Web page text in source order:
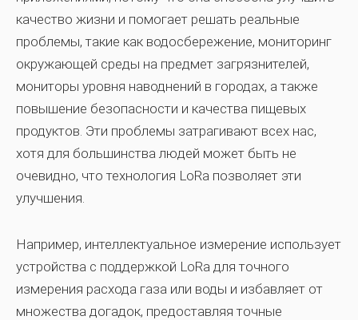
качество жизни и помогает решать реальные
проблемы, такие как водосбережение, мониторинг
окружающей среды на предмет загрязнителей,
мониторы уровня наводнений в городах, а также
повышение безопасности и качества пищевых
продуктов. Эти проблемы затрагивают всех нас,
хотя для большинства людей может быть не
очевидно, что технология LoRa позволяет эти
улучшения.
Например, интеллектуальное измерение использует
устройства с поддержкой LoRa для точного
измерения расхода газа или воды и избавляет от
множества догадок, предоставляя точные